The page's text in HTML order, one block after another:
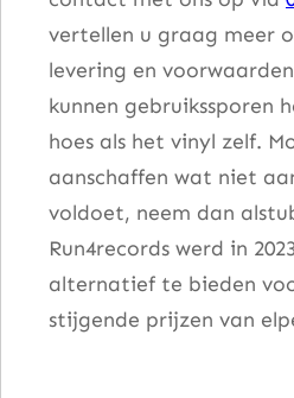
vertellen u graag meer
levering en
kunnen gebruikssporen
hoes als het vinyl zelf.
aanschaffen wat niet
voldoet, neem dan
Run4records werd in
alternatief te bieden
stijgende prijzen van